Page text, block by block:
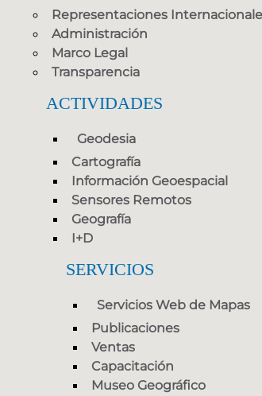
Representaciones
Administración
Marco Legal
Transparencia
ACTIVIDADES
Geodesia
Cartografía
Información Geoespacial
Sensores Remotos
Geografía
I+D
SERVICIOS
Servicios Web de Mapas
Publicaciones
Ventas
Capacitación
Museo Geográfico